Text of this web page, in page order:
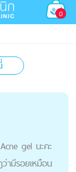
0
gel นะคะ
ามีรอยเหมือน